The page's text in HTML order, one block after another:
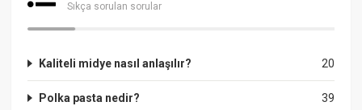
Sıkça sorulan sorular
20
Kaliteli midye nasıl anlaşılır?
39
Polka pasta nedir?